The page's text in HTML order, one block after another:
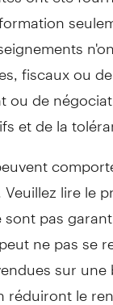
fiscaux ou
ou de
et de la
lire le
sont pas
ne pas se
sur
le